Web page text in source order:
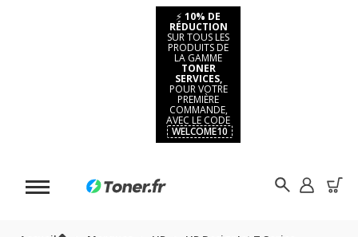
⚡ 10% DE
RÉDUCTION
SUR TOUS LES
PRODUITS DE
LA GAMME
TONER
SERVICES,
POUR VOTRE
PREMIÈRE
COMMANDE,
AVEC LE CODE
WELCOME10